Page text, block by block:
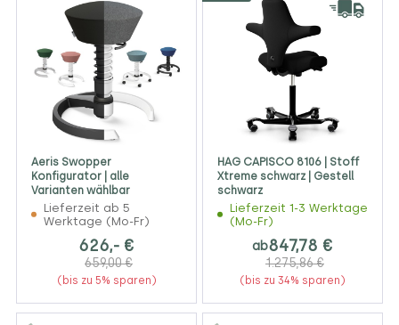
Aeris Swopper
Konfigurator | alle
Varianten wählbar
Lieferzeit ab 5
Werktage (Mo-Fr)
626,- €
659,00 €
(bis zu 5% sparen)
HAG CAPISCO 8106 | Stoff
Xtreme schwarz | Gestell
schwarz
Lieferzeit 1-3 Werktage
(Mo-Fr)
ab847,78 €
1.275,86 €
(bis zu 34% sparen)